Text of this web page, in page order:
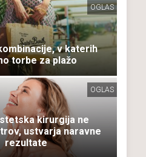
OGLAS
v katerih
torbe za plažo
OGLAS
kirurgija ne
ustvarja naravne
rezultate